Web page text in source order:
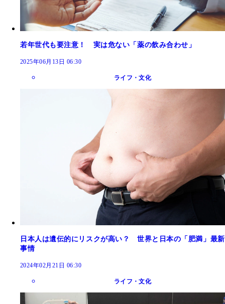
若年世代も要注意！ 実は危ない「薬の飲み合わせ」
2025年06月13日 06:30
ライフ・文化
日本人は遺伝的にリスクが高い？ 世界と日本の「肥満」最新
事情
2024年02月21日 06:30
ライフ・文化